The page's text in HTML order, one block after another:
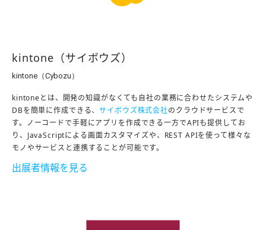
kintone（サイボウズ）
kintone（Cybozu）
kintoneとは、開発の知識がなくても自社の業務に合わせたシステムや
DBを簡単に作成できる、サイボウズ株式会社のクラウドサービスで
す。ノーコードで手軽にアプリを作成できる一方でAPIも提供してお
り、JavaScriptによる画面カスタマイズや、REST APIを使って様々な
モノやサービスと連携することが可能です。
出展者情報を見る